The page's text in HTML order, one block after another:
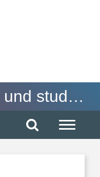
Hochschullehre und studentische Partizipation